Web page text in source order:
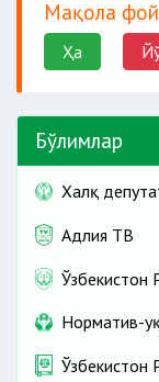
Мақола
Ҳа
Бўлимлар
Халқ
Адлия ТВ
Ўзбекистон
Норматив-
Ўзбекистон